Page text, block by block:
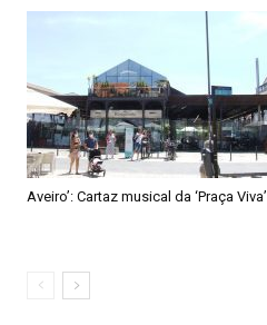
Aveiro’: Cartaz musical da ‘Praça Viva’